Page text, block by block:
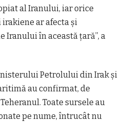
al Iranului, iar orice
ar afecta și
Iranului în această țară”, a
Petrolului din Irak și
au confirmat, de
Toate sursele au
pe nume, întrucât nu